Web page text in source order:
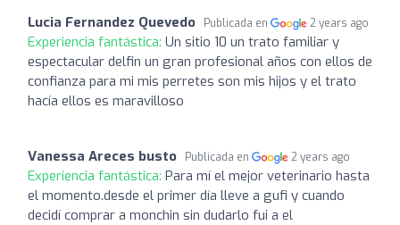
Lucia Fernandez Quevedo Publicada en 2 years ago
Experiencia fantástica: Un sitio 10 un trato familiar y
espectacular delfin un gran profesional años con ellos de
confianza para mi mis perretes son mis hijos y el trato
hacía ellos es maravilloso
Vanessa Areces busto Publicada en 2 years ago
Experiencia fantástica: Para mí el mejor veterinario hasta
el momento.desde el primer día lleve a gufi y cuando
decidí comprar a monchin sin dudarlo fui a el